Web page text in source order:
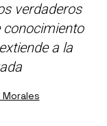
verdaderos
conocimiento
a la
Morales